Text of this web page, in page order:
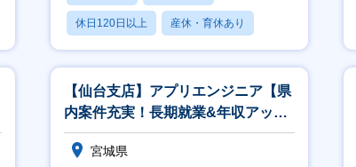
休日120日以上 産休・育休あり
月残業20時間以内
【仙台支店】アプリエンジニア【県
内案件充実！長期就業&年収アップ
を実現！】
宮城県